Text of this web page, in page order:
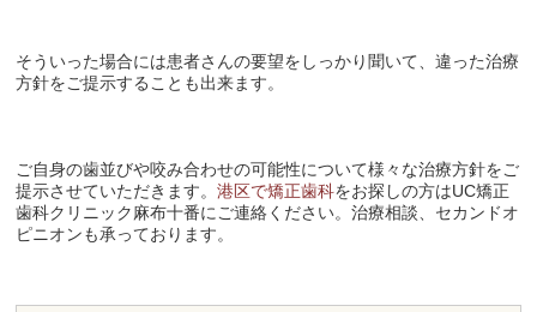
そういった場合には患者さんの要望をしっかり聞いて、違った治療
方針をご提示することも出来ます。
ご自身の歯並びや咬み合わせの可能性について様々な治療方針をご
提示させていただきます。港区で矯正歯科をお探しの方はUC矯正
歯科クリニック麻布十番にご連絡ください。治療相談、セカンドオ
ピニオンも承っております。